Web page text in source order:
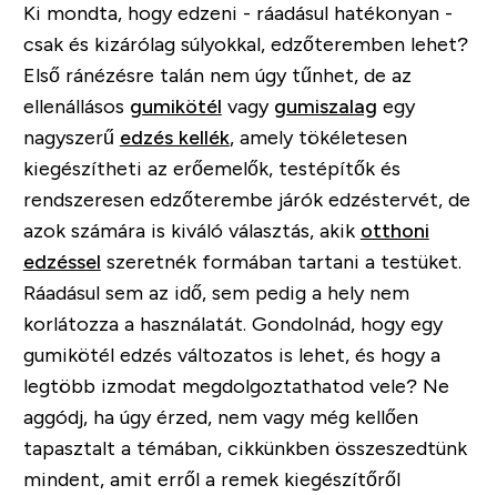
Ki mondta, hogy edzeni - ráadásul hatékonyan -
csak és kizárólag súlyokkal, edzőteremben lehet?
Első ránézésre talán nem úgy tűnhet, de az
ellenállásos gumikötél vagy gumiszalag egy
nagyszerű edzés kellék, amely tökéletesen
kiegészítheti az erőemelők, testépítők és
rendszeresen edzőterembe járók edzéstervét, de
azok számára is kiváló választás, akik otthoni
edzéssel szeretnék formában tartani a testüket.
Ráadásul sem az idő, sem pedig a hely nem
korlátozza a használatát. Gondolnád, hogy egy
gumikötél edzés változatos is lehet, és hogy a
legtöbb izmodat megdolgoztathatod vele? Ne
aggódj, ha úgy érzed, nem vagy még kellően
tapasztalt a témában, cikkünkben összeszedtünk
mindent, amit erről a remek kiegészítőről